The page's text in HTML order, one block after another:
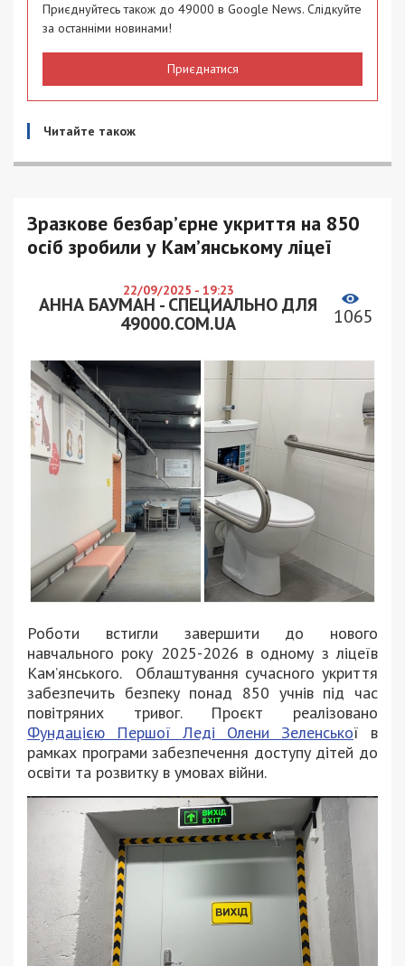
Приєднуйтесь також до 49000 в Google News. Слідкуйте
за останніми новинами!
Приєднатися
Читайте також
Зразкове безбар’єрне укриття на 850
осіб зробили у Кам’янському ліцеї
22/09/2025 - 19:23
АННА БАУМАН - СПЕЦИАЛЬНО ДЛЯ
49000.COM.UA
1065
Роботи встигли завершити до нового
навчального року 2025-2026 в одному з ліцеїв
Кам’янського. Облаштування сучасного укриття
забезпечить безпеку понад 850 учнів під час
повітряних тривог. Проєкт реалізовано
Фундацією Першої Леді Олени Зеленської в
рамках програми забезпечення доступу дітей до
освіти та розвитку в умовах війни.